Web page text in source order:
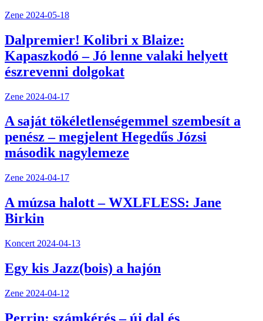
Zene 2024-05-18
Dalpremier! Kolibri x Blaize:
Kapaszkodó – Jó lenne valaki helyett
észrevenni dolgokat
Zene 2024-04-17
A saját tökéletlenségemmel szembesít a
penész – megjelent Hegedűs Józsi
második nagylemeze
Zene 2024-04-17
A múzsa halott – WXLFLESS: Jane
Birkin
Koncert 2024-04-13
Egy kis Jazz(bois) a hajón
Zene 2024-04-12